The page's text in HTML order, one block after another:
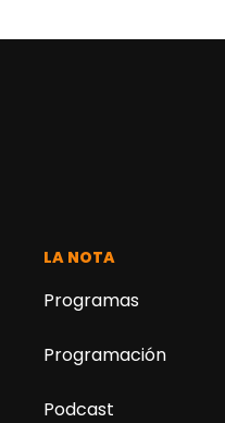
LA NOTA
Programas
Programación
Podcast